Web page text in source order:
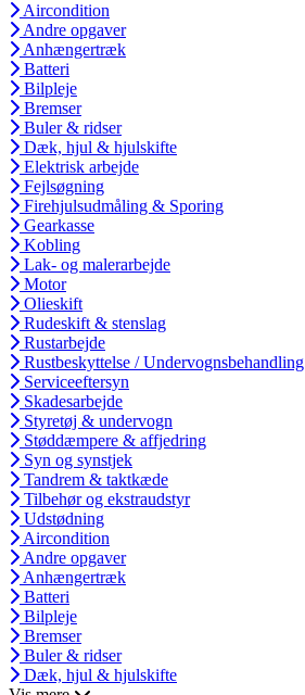
Aircondition
Andre opgaver
Anhængertræk
Batteri
Bilpleje
Bremser
Buler & ridser
Dæk, hjul & hjulskifte
Elektrisk arbejde
Fejlsøgning
Firehjulsudmåling & Sporing
Gearkasse
Kobling
Lak- og malerarbejde
Motor
Olieskift
Rudeskift & stenslag
Rustarbejde
Rustbeskyttelse / Undervognsbehandling
Serviceeftersyn
Skadesarbejde
Styretøj & undervogn
Støddæmpere & affjedring
Syn og synstjek
Tandrem & taktkæde
Tilbehør og ekstraudstyr
Udstødning
Aircondition
Andre opgaver
Anhængertræk
Batteri
Bilpleje
Bremser
Buler & ridser
Dæk, hjul & hjulskifte